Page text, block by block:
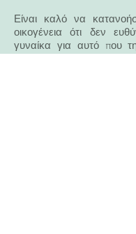
Είναι καλό να
οικογένεια ότι δεν
γυναίκα για αυτό που